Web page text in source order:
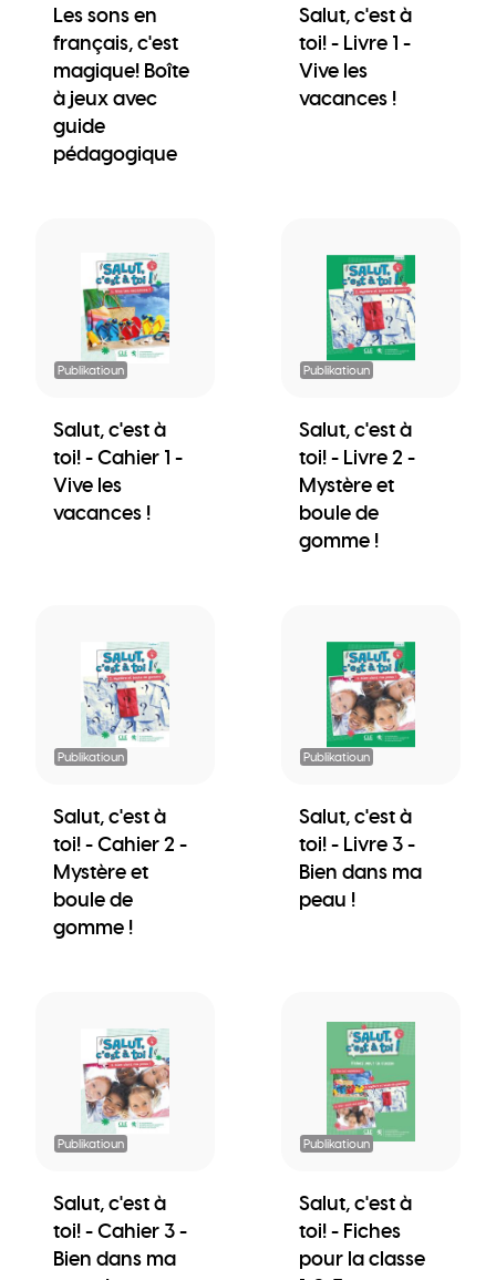
Les sons en
français, c'est
magique! Boîte
à jeux avec
guide
pédagogique
Salut, c'est à
toi! - Livre 1 -
Vive les
vacances !
Publikatioun
Salut, c'est à
toi! - Cahier 1 -
Vive les
vacances !
Publikatioun
Salut, c'est à
toi! - Livre 2 -
Mystère et
boule de
gomme !
Publikatioun
Salut, c'est à
toi! - Cahier 2 -
Mystère et
boule de
gomme !
Publikatioun
Salut, c'est à
toi! - Livre 3 -
Bien dans ma
peau !
Publikatioun
Salut, c'est à
toi! - Cahier 3 -
Bien dans ma
Publikatioun
Salut, c'est à
toi! - Fiches
pour la classe